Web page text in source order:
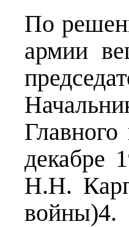
По
армии
декабре
Н.Н.
войны)4.